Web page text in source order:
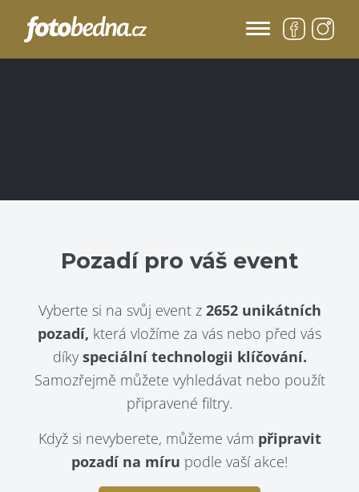
Pozadí pro váš event
Vyberte si na svůj event z 2652 unikátních
pozadí, která vložíme za vás nebo před vás
díky speciální technologii klíčování.
Samozřejmě můžete vyhledávat nebo použít
připravené filtry.
Když si nevyberete, můžeme vám připravit
pozadí na míru podle vaší akce!